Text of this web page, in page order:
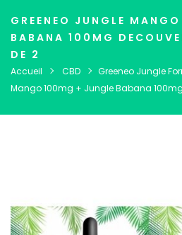
GREENEO JUNGLE
BABANA 100MG
DE 2
Accueil CBD Greeneo Jungle
Mango 100mg + Jungle Babana 100mg